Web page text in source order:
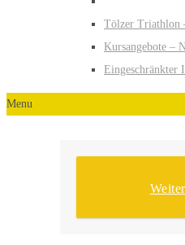
Tölzer Triathlon
Kursangebote –
Eingeschränkter
Menu